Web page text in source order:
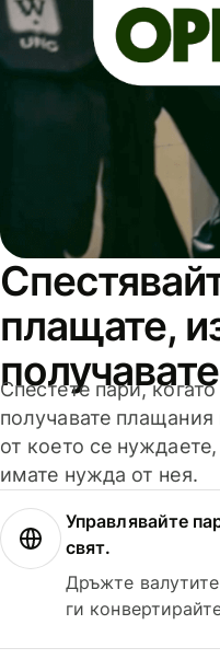
плащате,
Спестете пари,
получавате
от което се
имате нужда от нея.
Управлявайте
свят.
Дръжте
ги